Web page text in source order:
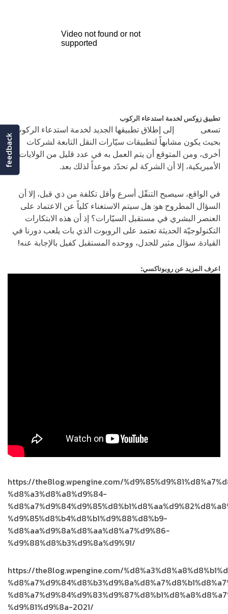
تطبيق زوكس لخدمة استدعاء الركوب
تسعى
إلى إطلاق تطبيقها الجديد لخدمة استدعاء الركوب،
بحيث يكون مشابهاً لتطبيقات سيّارات النقل التابعة لشركات
أخرى، ومن المتوقع أن يتم العمل به في عدد قليل من الولايات
الأميريكية، إلا أن الشركة لم تحدّد موعداً لذلك بعد.
في الواقع، سيصبح التنقّل أسرع وأقل تكلفة من ذي قبل، إلا أن
السؤال المطروح هو: هل سيتم الاستغناء كلياً عن الاعتماد على
العنصر البشري في مستقبل السيّارات؟ إذ أن هذه الابتكارات
التكنولوجيّة الحديثة تعتمد على الروبوت الذي بات يلعب دورنا في
القيادة. سؤال مثير للجدل، ووحده المستقبل كفيل بالإجابة عنه!
اعرف المزيد عن روبوتاكسي:
https://the8log.wpengine.com/
%d8%a3%d8%a8%d9%84-
%d9%85%d8%b4%d8%b1%d9%88%d8%b9-
%d8%aa%d9%8a%d8%aa%d8%a7%d9%86-
%d9%88%d8%b3%d9%8a%d9%91/
https://the8log.wpengine.com/
%d9%81%d9%8a-2021/
feedback